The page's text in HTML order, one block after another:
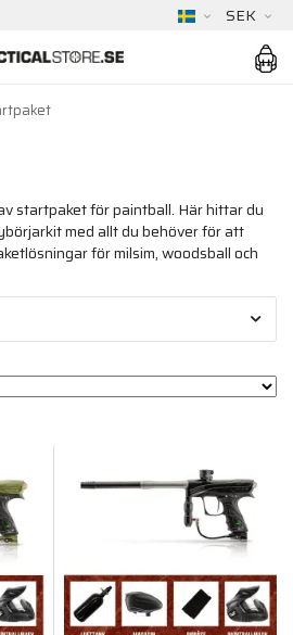
SEK
startpaket för paintball. Här hittar du
med allt du behöver för att
för milsim, woodsball och